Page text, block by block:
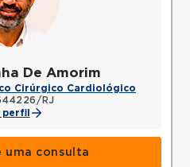
De Amorim
Cirúrgico Cardiológico
RJ
perfil
uma consulta